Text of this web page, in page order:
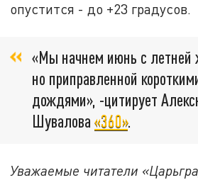
опустится - до +23 градусов.
«Мы начнем июнь с летней
но приправленной
дождями», -цитирует
Шувалова «360».
Уважаемые читатели